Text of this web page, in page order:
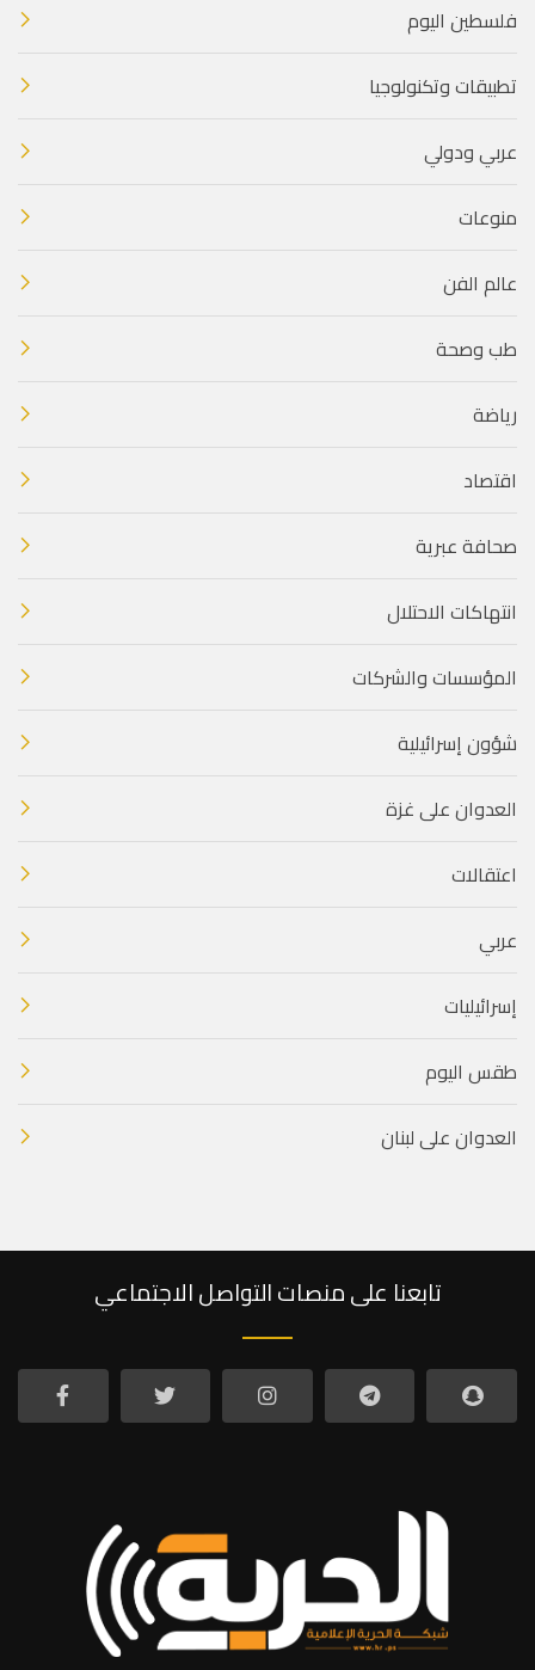
فلسطين اليوم
تطبيقات وتكنولوجيا
عربي ودولي
منوعات
عالم الفن
طب وصحة
رياضة
اقتصاد
صحافة عبرية
انتهاكات الاحتلال
المؤسسات والشركات
شؤون إسرائيلية
العدوان على غزة
اعتقالات
عربي
إسرائيليات
طقس اليوم
العدوان على لبنان
تابعنا على منصات التواصل الاجتماعي